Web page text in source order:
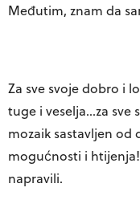
Međutim, znam da
Za sve svoje dobro i
tuge i veselja…za sve
mozaik sastavljen od
mogućnosti i
napravili.